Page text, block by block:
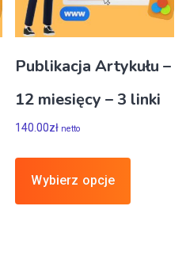
Publikacja Artykułu –
12 miesięcy – 3 linki
140.00zł netto
Wybierz opcje